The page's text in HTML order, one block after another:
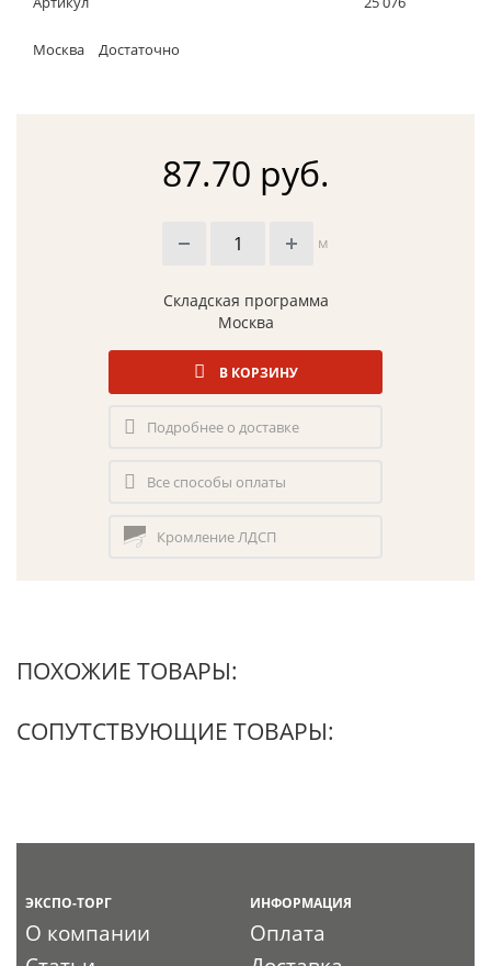
Москва Достаточно
87.70 руб.
м
Складская программа
Москва
В КОРЗИНУ
Подробнее о доставке
Все способы оплаты
Кромление ЛДСП
ПОХОЖИЕ ТОВАРЫ:
СОПУТСТВУЮЩИЕ ТОВАРЫ:
ЭКСПО-ТОРГ
О компании
ИНФОРМАЦИЯ
Оплата